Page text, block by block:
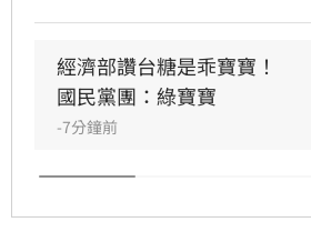
回，強調陳其邁市長未曾推薦
惡意抹黑。同時，高市府反擊
遭重罰的南僑油脂政治獻金，
雙方陣營針對台糖人事布局與
激烈政治攻防，事件背後的政
恐將持續擴大，民眾對於食安
經濟部讚台糖是乖寶寶！
國民黨團：綠寶寶
-7分鐘前